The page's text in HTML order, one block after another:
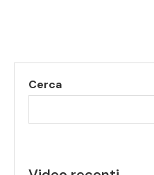
Cerca